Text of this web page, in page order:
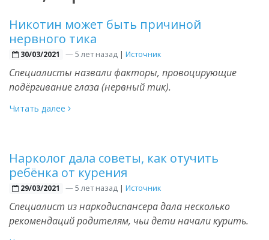
Никотин может быть причиной
нервного тика
30/03/2021 —5 лет назад | Источник
Специалисты назвали факторы, провоцирующие
подёргивание глаза (нервный тик).
Читать далее
Нарколог дала советы, как отучить
ребёнка от курения
29/03/2021 —5 лет назад | Источник
Специалист из наркодиспансера дала несколько
рекомендаций родителям, чьи дети начали курить.